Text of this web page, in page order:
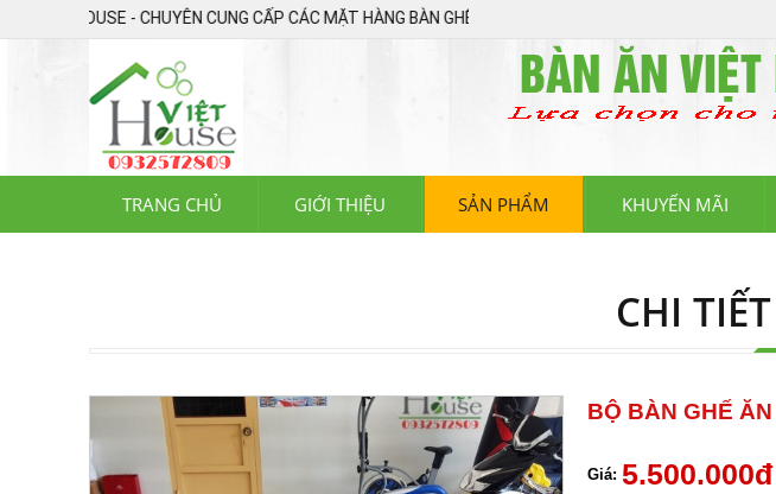
HOUSE - CHUYÊN CUNG CẤP CÁC MẶT HÀNG BÀN GHẾ ĂN XUẤT KHẨU, BÀN GHẾ CAFE, TỦ GIÀY
TRANG CHỦ GIỚI THIỆU SẢN PHẨM KHUYẾN MÃI
CHI
BỘ BÀN GHẾ
Giá: 5.500.000đ